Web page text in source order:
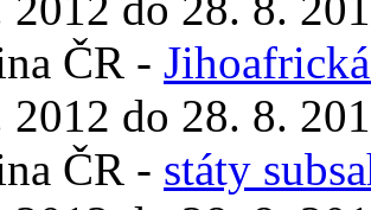
ČR -
2012 do 28. 8.
ČR - státy